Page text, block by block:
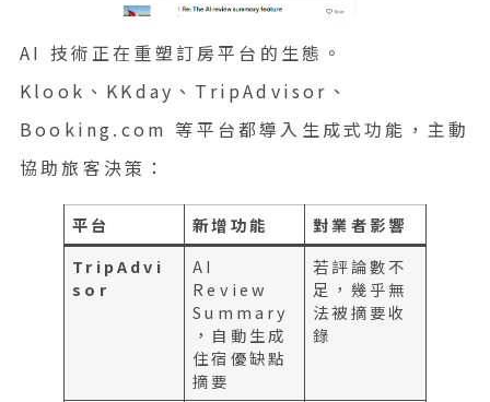
AI 技術正在重塑訂房平台的生態。
Klook、KKday、TripAdvisor、
Booking.com 等平台都導入生成式功能，主動
協助旅客決策：
平台 新增功能
對業者影響
TripAdvi
sor
AI
Review
Summary
，自動生成
住宿優缺點
摘要
若評論數不
足，幾乎無
法被摘要收
錄